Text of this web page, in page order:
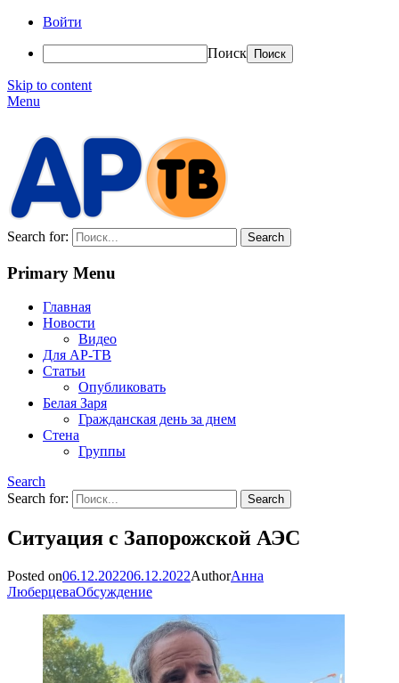
Войти
Поиск
Skip to content
Menu
Search for:
Primary Menu
Главная
Новости
Видео
Для АР-ТВ
Статьи
Опубликовать
Белая Заря
Гражданская день за днем
Стена
Группы
Search
Search for:
Ситуация с Запорожской АЭС
Posted on06.12.202206.12.2022AuthorАнна
ЛюберцеваОбсуждение